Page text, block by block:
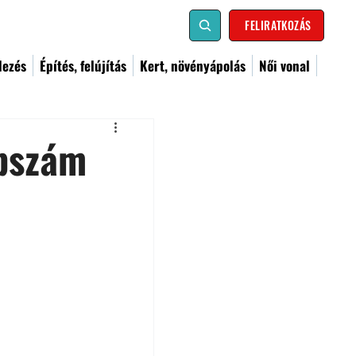
FELIRATKOZÁS
Építés, felújítás Kert, növényápolás Női vonal